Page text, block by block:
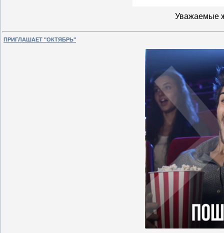
Уважаемые
ПРИГЛАШАЕТ "ОКТЯБРЬ"